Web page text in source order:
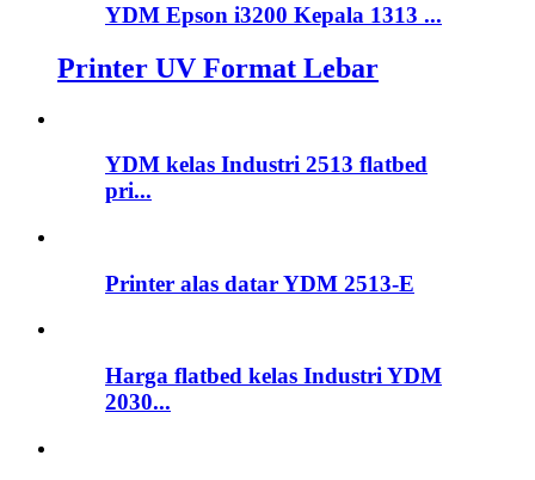
YDM Epson i3200 Kepala 1313 ...
Printer UV Format Lebar
YDM kelas Industri 2513 flatbed
pri...
Printer alas datar YDM 2513-E
Harga flatbed kelas Industri YDM
2030...